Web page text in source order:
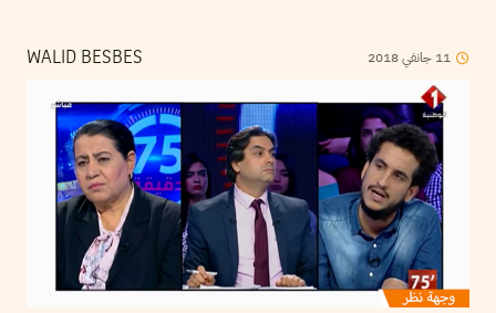
WALID BESBES 11 جانفي2018